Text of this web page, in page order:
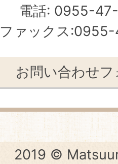
電話: 0955-
ファックス
お問い合わせフ
2019 ©